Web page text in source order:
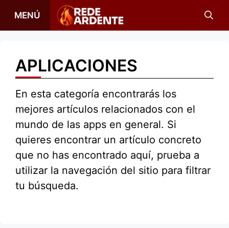
MENÚ
APLICACIONES
En esta categoría encontrarás los
mejores artículos relacionados con el
mundo de las apps en general. Si
quieres encontrar un artículo concreto
que no has encontrado aquí, prueba a
utilizar la navegación del sitio para filtrar
tu búsqueda.